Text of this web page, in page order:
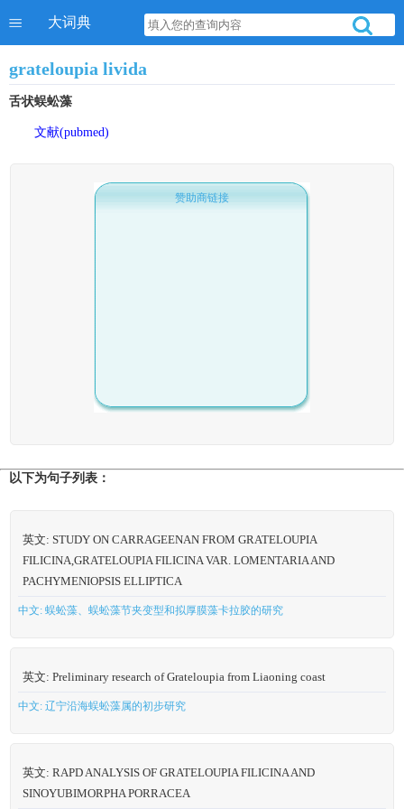
大词典
grateloupia livida
舌状蜈蚣藻
文献(pubmed)
赞助商链接
以下为句子列表：
英文: STUDY ON CARRAGEENAN FROM GRATELOUPIA
FILICINA,GRATELOUPIA FILICINA VAR. LOMENTARIA AND
PACHYMENIOPSIS ELLIPTICA
中文: 蜈蚣藻、蜈蚣藻节夹变型和拟厚膜藻卡拉胶的研究
英文: Preliminary research of Grateloupia from Liaoning coast
中文: 辽宁沿海蜈蚣藻属的初步研究
英文: RAPD ANALYSIS OF GRATELOUPIA FILICINA AND
SINOYUBIMORPHA PORRACEA